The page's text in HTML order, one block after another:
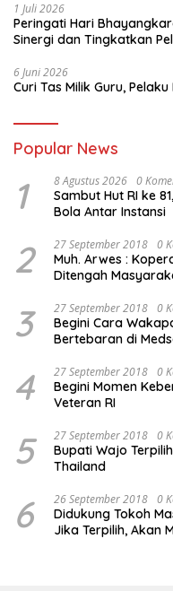
1 Juli 2026
Peringati Hari
Sinergi dan Tingkatkan
6 Juni 2026
Curi Tas Milik Guru,
Popular News
1 8 Agustus 2026 0
Sambut Hut RI ke
Bola Antar Instansi
2 27 September 2018 0
Muh. Arwes :
Ditengah
3 27 September 2018 0
Begini Cara
Bertebaran di
4 27 September 2018 0
Begini Momen
Veteran RI
5 27 September 2018 0
Bupati Wajo
Thailand
6 26 September 2018 0
Didukung Tokoh
Jika Terpilih, Akan